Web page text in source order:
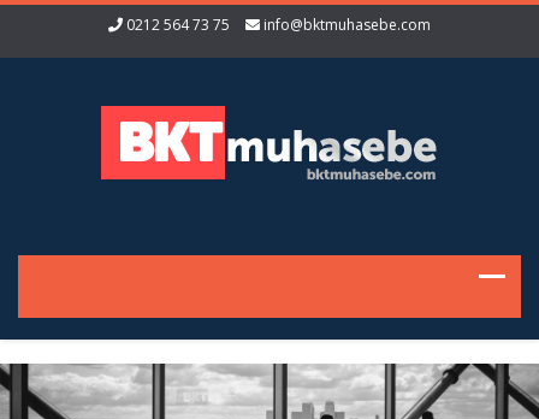
0212 564 73 75 info@bktmuhasebe.com